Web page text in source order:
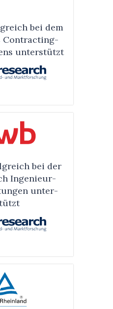
bei dem
Contrac­ting-
unter­stützt
bei der
Ingenieur­
unter­